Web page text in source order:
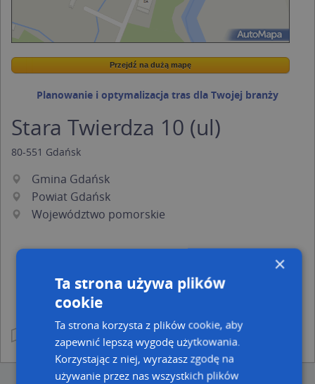
Wstaw tę mapkę na swoją stronę
Przejdź na dużą mapę
Przejdź na dużą mapę
Planowanie i optymalizacja tras dla Twojej branży
Stara Twierdza 10 (ul)
80-551 Gdańsk
Gmina Gdańsk
Powiat Gdańsk
Województwo pomorskie
×
Ta strona używa plików
cookie
Ta strona korzysta z plików cookie, aby
zapewnić lepszą wygodę użytkowania.
Korzystając z niej, wyrażasz zgodę na
używanie przez nas wszystkich plików